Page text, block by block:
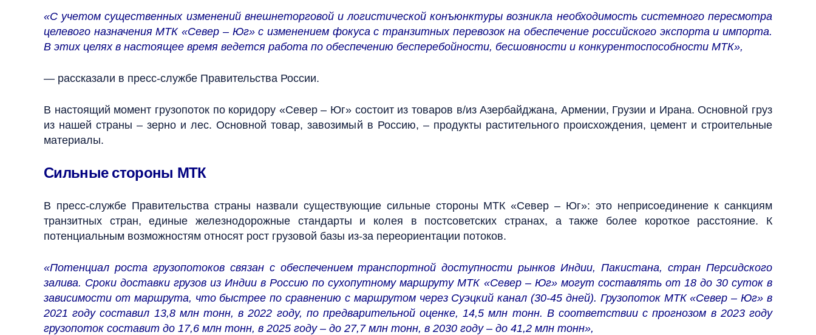
«С учетом существенных изменений внешнеторговой и логистической конъюнктуры возникла необходимость системного пересмотра
целевого назначения МТК «Север – Юг» с изменением фокуса с транзитных перевозок на обеспечение российского экспорта и импорта.
В этих целях в настоящее время ведется работа по обеспечению бесперебойности, бесшовности и конкурентоспособности МТК»,
— рассказали в пресс-службе Правительства России.
В настоящий момент грузопоток по коридору «Север – Юг» состоит из товаров в/из Азербайджана, Армении, Грузии и Ирана. Основной груз
из нашей страны – зерно и лес. Основной товар, завозимый в Россию, – продукты растительного происхождения, цемент и строительные
материалы.
Сильные стороны МТК
В пресс-службе Правительства страны назвали существующие сильные стороны МТК «Север – Юг»: это неприсоединение к санкциям
транзитных стран, единые железнодорожные стандарты и колея в постсоветских странах, а также более короткое расстояние. К
потенциальным возможностям относят рост грузовой базы из-за переориентации потоков.
«Потенциал роста грузопотоков связан с обеспечением транспортной доступности рынков Индии, Пакистана, стран Персидского
залива. Сроки доставки грузов из Индии в Россию по сухопутному маршруту МТК «Север – Юг» могут составлять от 18 до 30 суток в
зависимости от маршрута, что быстрее по сравнению с маршрутом через Суэцкий канал (30-45 дней). Грузопоток МТК «Север – Юг» в
2021 году составил 13,8 млн тонн, в 2022 году, по предварительной оценке, 14,5 млн тонн. В соответствии с прогнозом в 2023 году
грузопоток составит до 17,6 млн тонн, в 2025 году – до 27,7 млн тонн, в 2030 году – до 41,2 млн тонн»,